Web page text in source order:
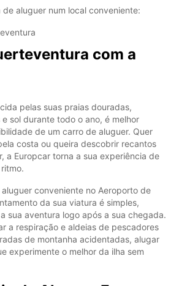
aluguer num local conveniente:
com a
pelas suas praias douradas,
sol durante todo o ano, é melhor
de um carro de aluguer. Quer
costa ou queira descobrir recantos
a Europcar torna a sua experiência de
conveniente no Aeroporto de
da sua viatura é simples,
sua aventura logo após a sua chegada.
a respiração e aldeias de pescadores
de montanha acidentadas, alugar
experimente o melhor da ilha sem